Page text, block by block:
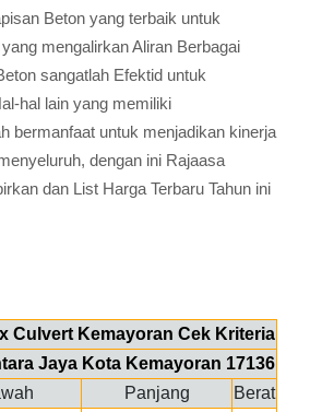
Beton yang terbaik untuk
mengalirkan Aliran Berbagai
sangatlah Efektid untuk
hal lain yang memiliki
bermanfaat untuk menjadikan kinerja
dengan ini Rajaasa
dan List Harga Terbaru Tahun ini
Culvert Kemayoran Cek Kriteria
Jaya Kota Kemayoran 17136
Panjang
Berat